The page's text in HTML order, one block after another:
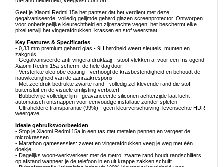
Geef je Xiaomi Redmi 15a het pantser dat het verdient met deze
gegalvaniseerde, volledig gelijmde gehard glazen screenprotector. Ontworpen
voor onberispelijke kleurechtheid en zijdezachte vegen, het beschermt elke
pixel terwijl het vingerafdrukken, krassen en stof weerstaat.
Key Features & Specificaties
- 0,33 mm premium gehard glas - 9H hardheid weert sleutels, munten en
zakgruis
- Gegalvaniseerde anti-vingerafdruklaag - stoot vlekken af voor een fris ogend
Xiaomi Redmi 15a-scherm, de hele dag door
- Versterkte oleofobe coating - verhoogt de krasbestendigheid en behoudt de
nauwkeurigheid van de aanraakrespons
- Met zeefdruk bedrukte zwarte rand - volledig zelfklevende rand die stof
buitensluit en de visuele omlijsting verbetert
- Bubbelvrije volledige lijm - geavanceerde siliconen achterzijde laat lucht
automatisch ontsnappen voor eenvoudige installatie zonder spleten
- Ultraheldere transparantie (99%) - geen kleurverschuiving, levensechte HDR-
weergave
Ideale gebruiksvoorbeelden
- Stop je Xiaomi Redmi 15a in een tas met metalen pennen en vergeet de
microkrassen
- Marathon gamesessies: zweet en vingerafdrukken veeg je weg met één
doekje
- Dagelijks woon-werkverkeer met de metro: zwarte rand houdt randschilfers
op afstand wanneer je de telefoon in en uit krappe zakken schuift